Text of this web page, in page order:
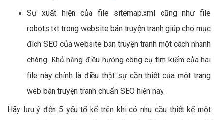
Sự xuất hiện của file sitemap.xml cũng như file
robots.txt trong website bán truyện tranh giúp cho mục
đích SEO của website bán truyện tranh một cách nhanh
chóng. Khả năng điều hướng công cụ tìm kiếm của hai
file này chính là điều thật sự cần thiết của một trang
web bán truyện tranh chuẩn SEO hiện nay.
Hãy lưu ý đến 5 yếu tố kể trên khi có nhu cầu thiết kế một